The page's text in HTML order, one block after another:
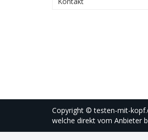
Copyright © testen-mit-
welche direkt vom Anbieter